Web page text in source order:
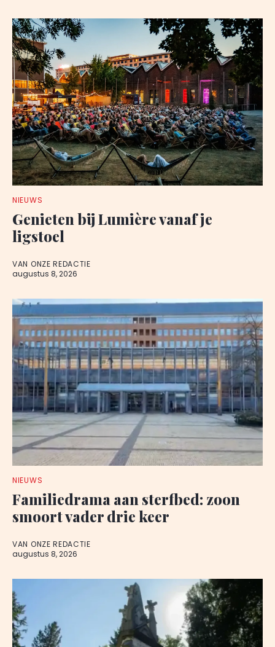
NIEUWS
Genieten bij Lumière vanaf je
ligstoel
VAN ONZE REDACTIE
augustus 8, 2026
NIEUWS
Familiedrama aan sterfbed: zoon
smoort vader drie keer
VAN ONZE REDACTIE
augustus 8, 2026